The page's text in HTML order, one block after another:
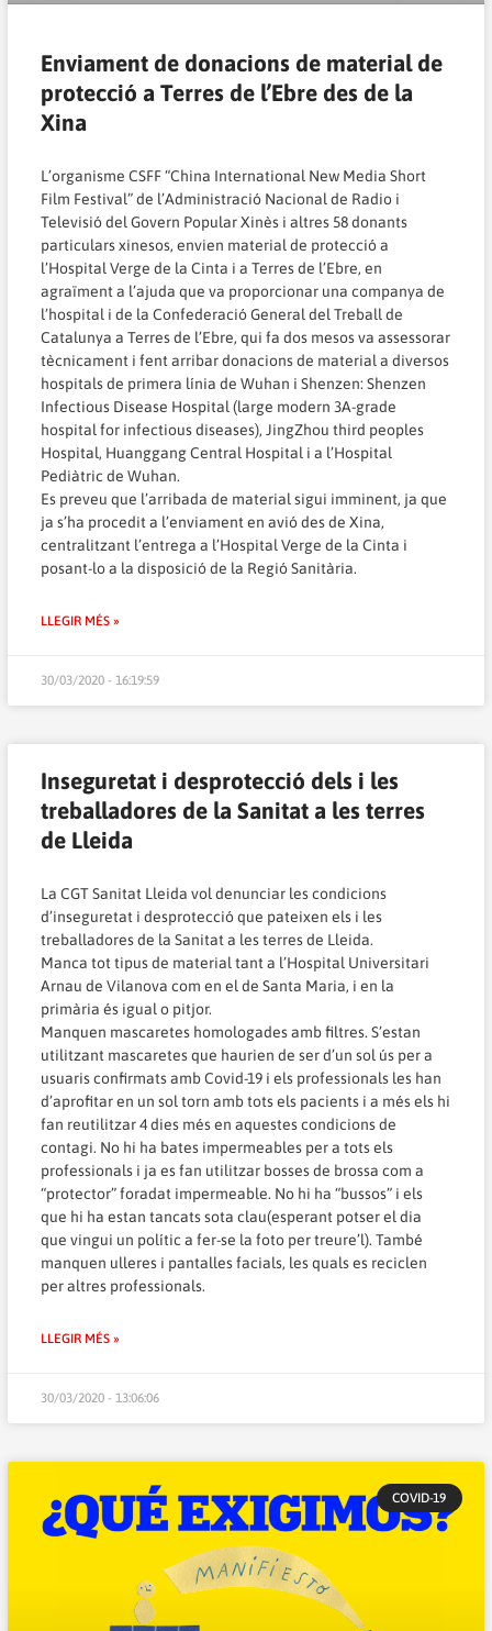
Enviament de donacions de material de
protecció a Terres de l’Ebre des de la
Xina
L’organisme CSFF “China International New Media Short
Film Festival” de l’Administració Nacional de Radio i
Televisió del Govern Popular Xinès i altres 58 donants
particulars xinesos, envien material de protecció a
l’Hospital Verge de la Cinta i a Terres de l’Ebre, en
agraïment a l’ajuda que va proporcionar una companya de
l’hospital i de la Confederació General del Treball de
Catalunya a Terres de l’Ebre, qui fa dos mesos va assessorar
tècnicament i fent arribar donacions de material a diversos
hospitals de primera línia de Wuhan i Shenzen: Shenzen
Infectious Disease Hospital (large modern 3A-grade
hospital for infectious diseases), JingZhou third peoples
Hospital, Huanggang Central Hospital i a l’Hospital
Pediàtric de Wuhan.
Es preveu que l’arribada de material sigui imminent, ja que
ja s’ha procedit a l’enviament en avió des de Xina,
centralitzant l’entrega a l’Hospital Verge de la Cinta i
posant-lo a la disposició de la Regió Sanitària.
LLEGIR MÉS »
30/03/2020 - 16:19:59
Inseguretat i desprotecció dels i les
treballadores de la Sanitat a les terres
de Lleida
La CGT Sanitat Lleida vol denunciar les condicions
d’inseguretat i desprotecció que pateixen els i les
treballadores de la Sanitat a les terres de Lleida.
Manca tot tipus de material tant a l’Hospital Universitari
Arnau de Vilanova com en el de Santa Maria, i en la
primària és igual o pitjor.
Manquen mascaretes homologades amb filtres. S’estan
utilitzant mascaretes que haurien de ser d’un sol ús per a
usuaris confirmats amb Covid-19 i els professionals les han
d’aprofitar en un sol torn amb tots els pacients i a més els hi
fan reutilitzar 4 dies més en aquestes condicions de
contagi. No hi ha bates impermeables per a tots els
professionals i ja es fan utilitzar bosses de brossa com a
“protector” foradat impermeable. No hi ha “bussos” i els
que hi ha estan tancats sota clau(esperant potser el dia
que vingui un polític a fer-se la foto per treure’l). També
manquen ulleres i pantalles facials, les quals es reciclen
per altres professionals.
LLEGIR MÉS »
30/03/2020 - 13:06:06
COVID-19